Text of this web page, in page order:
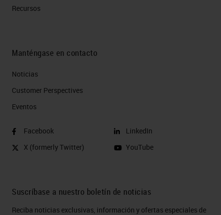
Recursos
Manténgase en contacto
Noticias
Customer Perspectives​
Eventos
Facebook
X (formerly Twitter)
LinkedIn
YouTube
Suscríbase a nuestro boletín de noticias
Reciba noticias exclusivas, información y ofertas especiales de